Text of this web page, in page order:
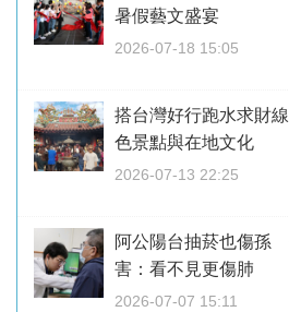
暑假藝文盛宴
2026-07-18 15:05
搭台灣好行跑水求財
色景點與在地文化
2026-07-13 22:25
阿公陽台抽菸也傷孫
害：看不見更傷肺
2026-07-07 15:11